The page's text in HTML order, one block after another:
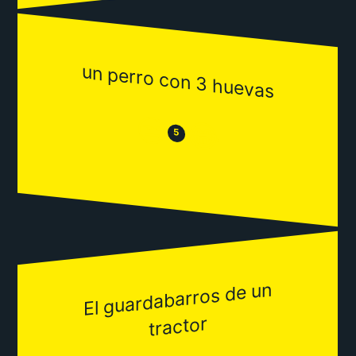
un perro con 3 huevas
😒 5 😂
El guardabarros de un
tractor